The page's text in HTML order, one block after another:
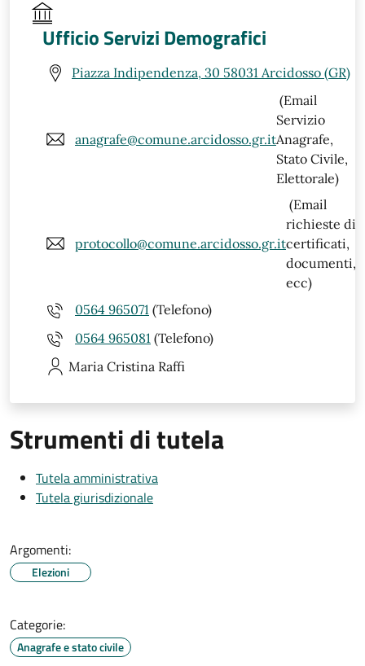
Ufficio Servizi Demografici
Piazza Indipendenza, 30 58031 Arcidosso (GR)
anagrafe@comune.arcidosso.gr.it
(Email
Servizio
Anagrafe,
Stato Civile,
Elettorale)
protocollo@comune.arcidosso.gr.it
(Email
richieste di
certificati,
documenti,
ecc)
0564 965071 (Telefono)
0564 965081 (Telefono)
Maria Cristina Raffi
Strumenti di tutela
Tutela amministrativa
Tutela giurisdizionale
Argomenti:
Elezioni
Categorie:
Anagrafe e stato civile